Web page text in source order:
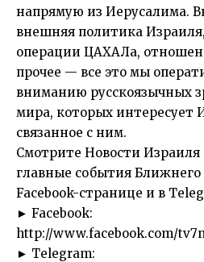
напрямую из Иерусалима.
внешняя политика
операции ЦАХАЛа,
прочее — все это мы
вниманию русскоязычных
мира, которых интересует
связанное с ним.
Смотрите Новости Израиля
главные события
Facebook-странице и в
► Facebook:
http://www.facebook.com/
► Telegram: